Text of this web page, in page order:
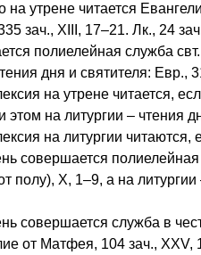
на утрене читается
зач., XIII, 17–21. Лк., 24
полиелейная служба
дня и святителя: Евр.,
на утрене читается,
этом на литургии – чтения
на литургии
совершается
полу), X, 1–9, а на
совершается служба в
от Матфея, 104 зач.,